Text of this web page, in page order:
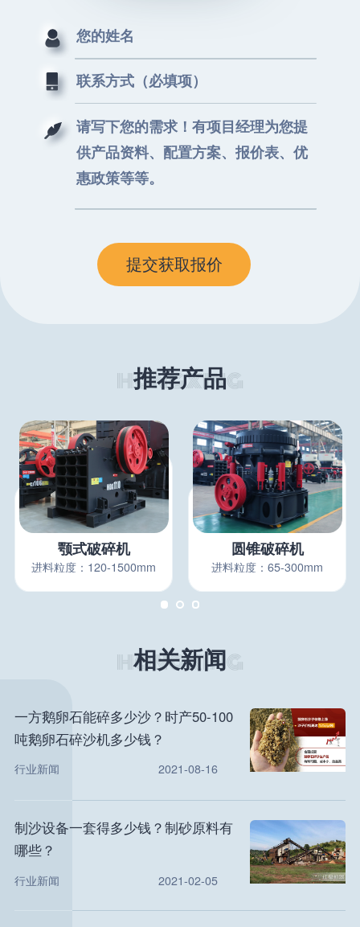
推荐产品
颚式破碎机
进料粒度：120-1500mm
圆锥破碎机
进料粒度：65-300mm
相关新闻
一方鹅卵石能碎多少沙？时产50-100
吨鹅卵石碎沙机多少钱？
行业新闻 2021-08-16
制沙设备一套得多少钱？制砂原料有
哪些？
行业新闻 2021-02-05